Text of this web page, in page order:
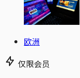
欧洲
仅限会员